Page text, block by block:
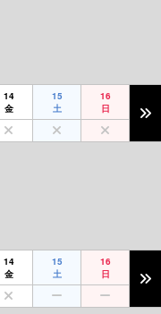
14
金
15
土
16
日
14
金
15
土
16
日